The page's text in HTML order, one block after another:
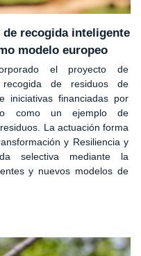
de recogida inteligente
modelo europeo
el proyecto de
de residuos de
iniciativas financiadas por
como un ejemplo de
La actuación forma
y Resiliencia y
selectiva mediante la
y nuevos modelos de